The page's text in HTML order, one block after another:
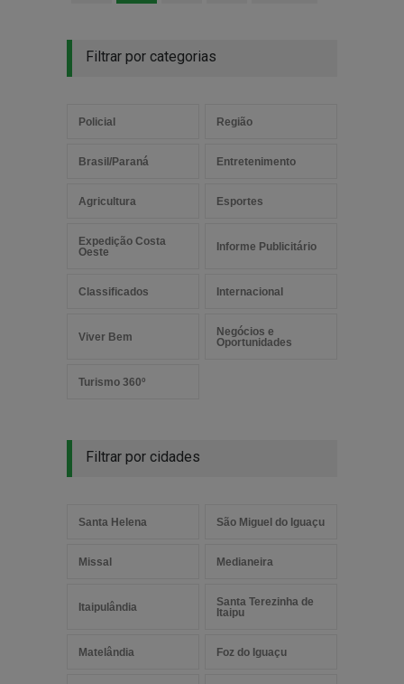
Filtrar por categorias
Policial Região
Brasil/Paraná Entretenimento
Agricultura Esportes
Expedição Costa
Oeste
Informe Publicitário
Classificados Internacional
Viver Bem
Negócios e
Oportunidades
Turismo 360º
Filtrar por cidades
Santa Helena São Miguel do Iguaçu
Missal Medianeira
Itaipulândia
Santa Terezinha de
Itaipu
Matelândia Foz do Iguaçu